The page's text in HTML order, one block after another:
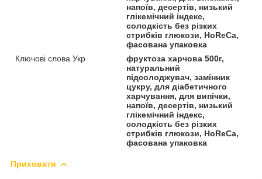
напоїв, десертів, низький
глікемічний індекс,
солодкість без різких
стрибків глюкози, HoReCa,
фасована упаковка
Ключові слова Укр
фруктоза харчова 500г,
натуральний
підсолоджувач, замінник
цукру, для діабетичного
харчування, для випічки,
напоїв, десертів, низький
глікемічний індекс,
солодкість без різких
стрибків глюкози, HoReCa,
фасована упаковка
Приховати